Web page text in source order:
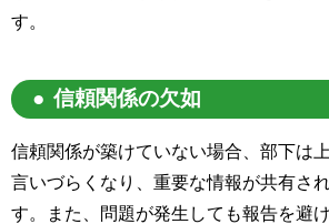
す。
信頼関係の欠如
信頼関係が築けていない場合、部下は
言いづらくなり、重要な情報が共有さ
す。また、問題が発生しても報告を避